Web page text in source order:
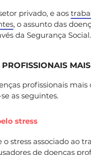
privado, e aos
, o assunto das
da Segurança Social.
profissionais mais
as seguintes.
stress
stress associado ao
de doenças